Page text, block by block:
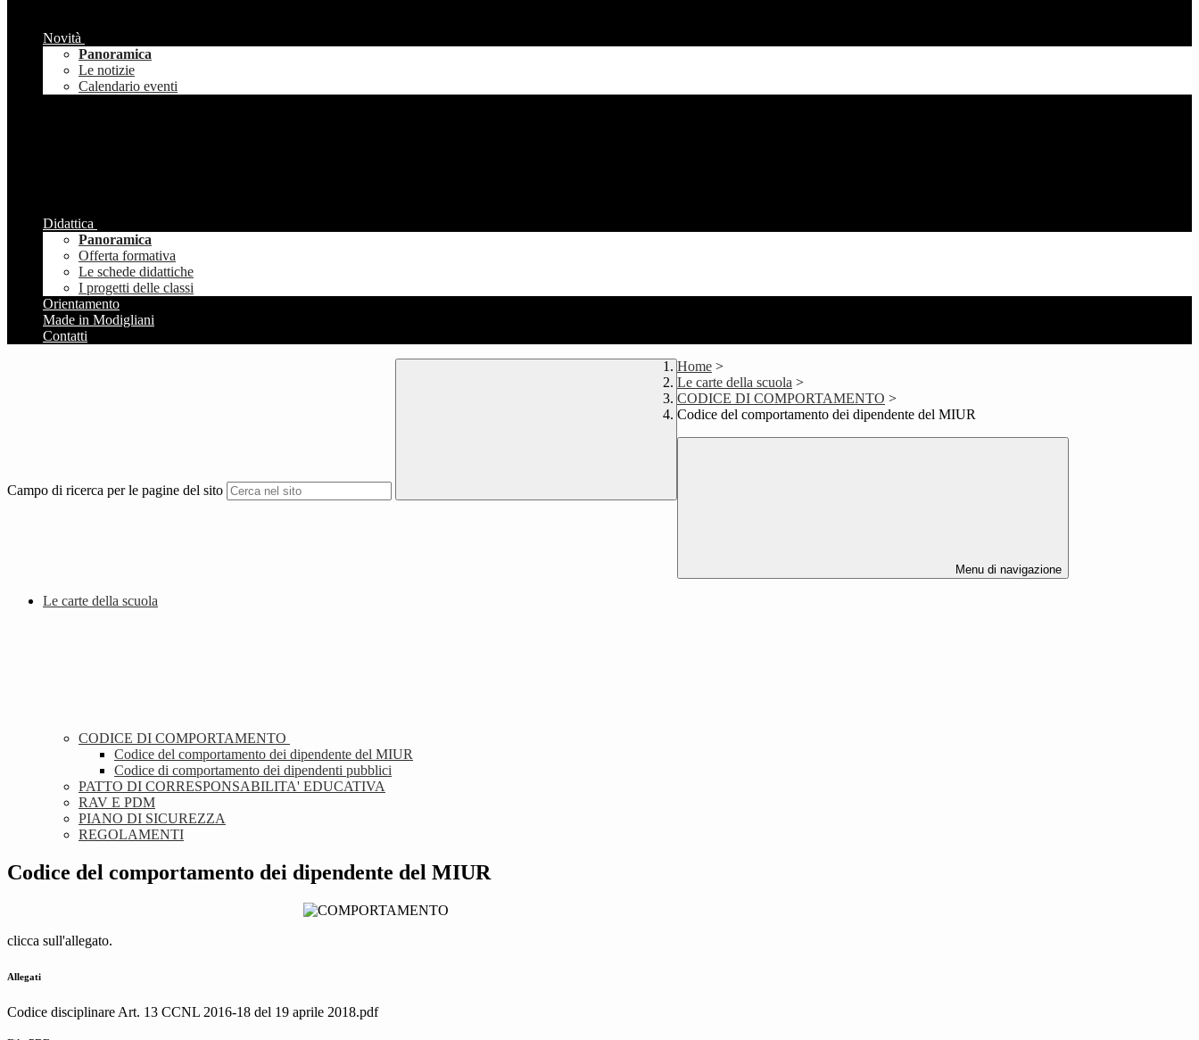
Novità
Panoramica
Le notizie
Calendario eventi
Didattica
Panoramica
Offerta formativa
Le schede didattiche
I progetti delle classi
Orientamento
Made in Modigliani
Contatti
Campo di ricerca per le pagine del sito
Home >
Le carte della scuola >
CODICE DI COMPORTAMENTO >
Codice del comportamento dei dipendente del MIUR
Menu di navigazione
Le carte della scuola
CODICE DI COMPORTAMENTO
Codice del comportamento dei dipendente del MIUR
Codice di comportamento dei dipendenti pubblici
PATTO DI CORRESPONSABILITA' EDUCATIVA
RAV E PDM
PIANO DI SICUREZZA
REGOLAMENTI
Codice del comportamento dei dipendente del MIUR
clicca sull'allegato.
Allegati
Codice disciplinare Art. 13 CCNL 2016-18 del 19 aprile 2018.pdf